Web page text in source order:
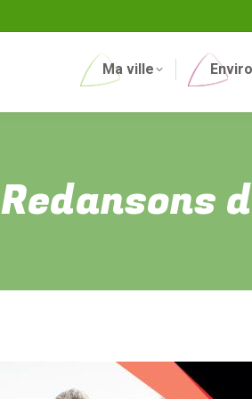
Ma ville
Redansons